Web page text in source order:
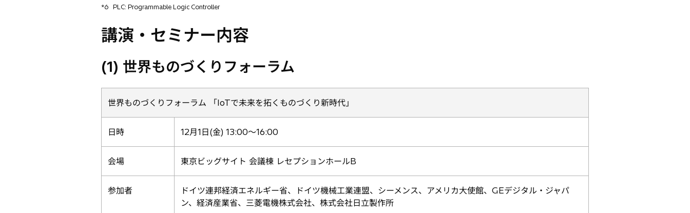
*6 PLC: Programmable Logic Controller
講演・セミナー内容
(1) 世界ものづくりフォーラム
世界ものづくりフォーラム 「IoTで未来を拓くものづくり新時代」
日時 12月1日(金) 13:00〜16:00
会場 東京ビッグサイト 会議棟 レセプションホールB
参加者
ドイツ連邦経済エネルギー省、ドイツ機械工業連盟、シーメンス、アメリカ大使館、GEデジタル・ジャパ
ン、経済産業省、三菱電機株式会社、株式会社日立製作所